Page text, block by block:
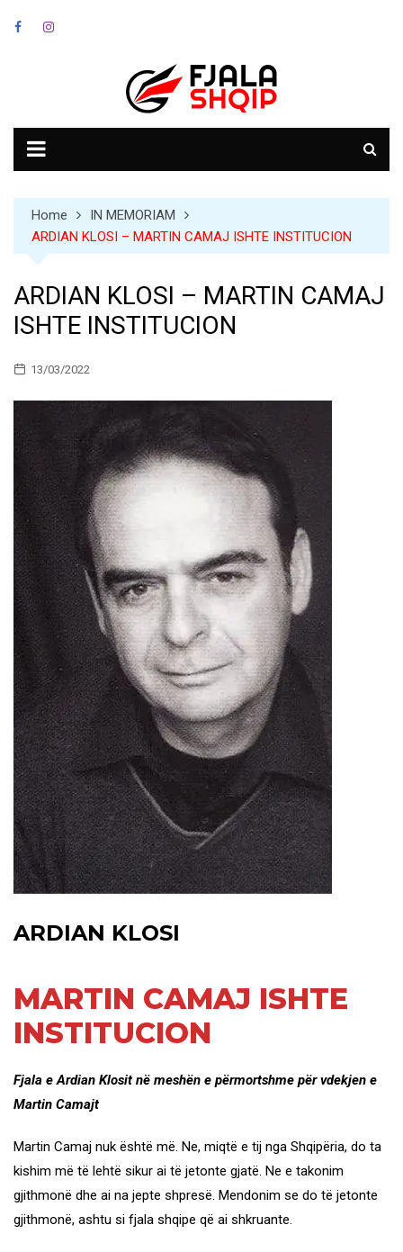
Home
IN MEMORIAM
ARDIAN KLOSI – MARTIN CAMAJ ISHTE INSTITUCION
ARDIAN KLOSI – MARTIN CAMAJ
ISHTE INSTITUCION
13/03/2022
ARDIAN KLOSI
MARTIN CAMAJ ISHTE
INSTITUCION
Fjala e Ardian Klosit në meshën e përmortshme për vdekjen e
Martin Camajt
Martin Camaj nuk është më. Ne, miqtë e tij nga Shqipëria, do ta
kishim më të lehtë sikur ai të jetonte gjatë. Ne e takonim
gjithmonë dhe ai na jepte shpresë. Mendonim se do të jetonte
gjithmonë, ashtu si fjala shqipe që ai shkruante.